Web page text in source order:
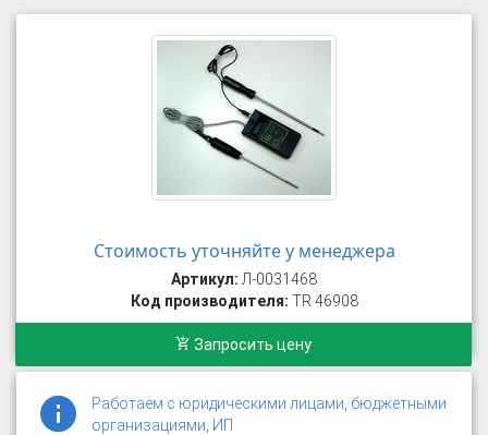
Стоимость уточняйте у менеджера
Артикул: Л-0031468
Код производителя: TR 46908
Запросить цену
Работаем с юридическими лицами, бюджетными
организациями, ИП